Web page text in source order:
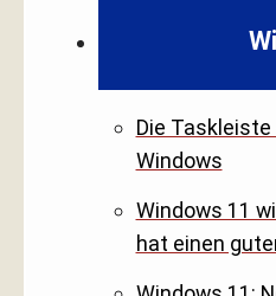
Die
Windows
Windows 11
hat einen